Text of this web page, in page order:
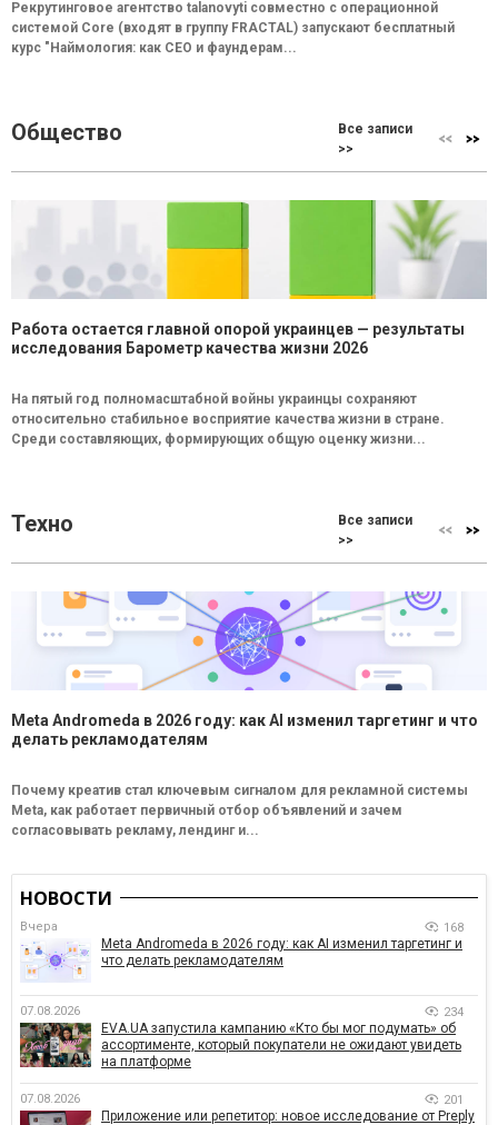
Рекрутинговое агентство talanovyti совместно с операционной
системой Core (входят в группу FRACTAL) запускают бесплатный
курс "Наймология: как СEO и фаундерам...
Общество
Все записи
>>
Работа остается главной опорой украинцев — результаты
исследования Барометр качества жизни 2026
На пятый год полномасштабной войны украинцы сохраняют
относительно стабильное восприятие качества жизни в стране.
Среди составляющих, формирующих общую оценку жизни...
Техно
Все записи
>>
Meta Andromeda в 2026 году: как AI изменил таргетинг и что
делать рекламодателям
Почему креатив стал ключевым сигналом для рекламной системы
Meta, как работает первичный отбор объявлений и зачем
согласовывать рекламу, лендинг и...
НОВОСТИ
Вчера 168
Meta Andromeda в 2026 году: как AI изменил таргетинг и
что делать рекламодателям
07.08.2026 234
EVA.UA запустила кампанию «Кто бы мог подумать» об
ассортименте, который покупатели не ожидают увидеть
на платформе
07.08.2026 201
Приложение или репетитор: новое исследование от Preply